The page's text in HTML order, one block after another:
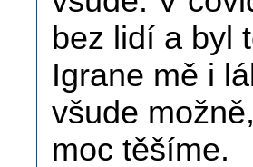
bez lidí a byl
Igrane mě i
všude
moc těšíme.